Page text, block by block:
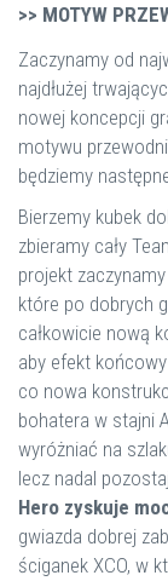
>> MOTYW
Zaczynamy od
najdłużej
nowej koncepcji
motywu
będziemy
Bierzemy kubek
zbieramy cały
projekt
które po dobrych
całkowicie nową
aby efekt
co nowa
bohatera w stajni
wyróżniać na
lecz nadal
Hero zyskuje
gwiazda dobrej
ściganek XCO, w